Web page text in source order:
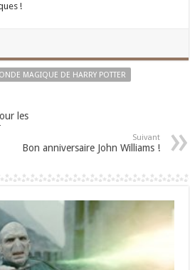
!
MAGIQUE DE HARRY POTTER
les
Suivant
Bon anniversaire John Williams !